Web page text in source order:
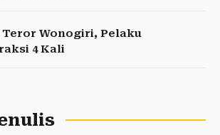
Wonogiri, Pelaku
4 Kali